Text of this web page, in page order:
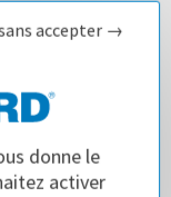
donne le
activer
accepter →